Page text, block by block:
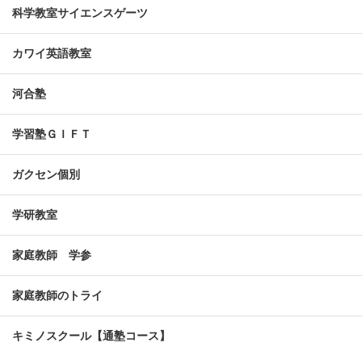
科学教室サイエンスゲーツ
カワイ英語教室
河合塾
学習塾ＧＩＦＴ
ガクセン個別
学研教室
家庭教師 学参
家庭教師のトライ
キミノスクール【通塾コース】